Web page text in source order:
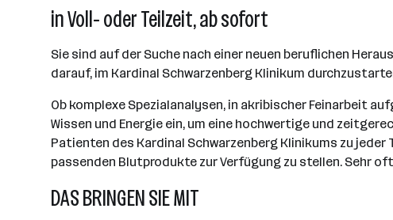
in Voll- oder Teilzeit, ab sofort
Sie sind auf der Suche nach einer neuen beruflichen
darauf, im Kardinal Schwarzenberg Klinikum
Ob komplexe Spezialanalysen, in akribischer Feinarbeit
Wissen und Energie ein, um eine hochwertige und
Patienten des Kardinal Schwarzenberg Klinikums zu
passenden Blutprodukte zur Verfügung zu stellen. Sehr
DAS BRINGEN SIE MIT